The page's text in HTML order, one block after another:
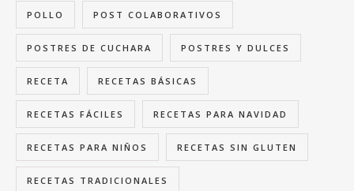
POLLO POST COLABORATIVOS
POSTRES DE CUCHARA POSTRES Y DULCES
RECETA RECETAS BÁSICAS
RECETAS FÁCILES RECETAS PARA NAVIDAD
RECETAS PARA NIÑOS RECETAS SIN GLUTEN
RECETAS TRADICIONALES